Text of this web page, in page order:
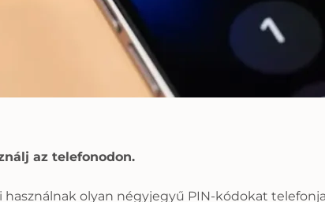
az telefonodon.
olyan négyjegyű PIN-kódokat